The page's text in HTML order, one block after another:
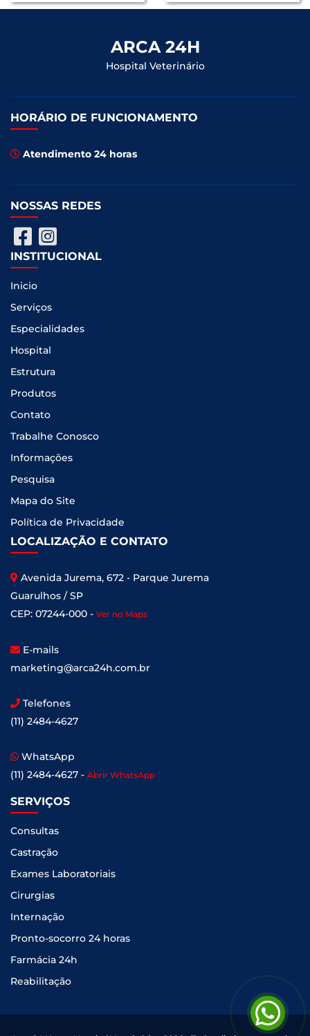
ARCA 24H
Hospital Veterinário
HORÁRIO DE FUNCIONAMENTO
Atendimento 24 horas
NOSSAS REDES
INSTITUCIONAL
Inicio
Serviços
Especialidades
Hospital
Estrutura
Produtos
Contato
Trabalhe Conosco
Informações
Pesquisa
Mapa do Site
Política de Privacidade
LOCALIZAÇÃO E CONTATO
Avenida Jurema, 672 - Parque Jurema
Guarulhos / SP
CEP: 07244-000 - Ver no Maps
E-mails
marketing@arca24h.com.br
Telefones
(11) 2484-4627
WhatsApp
(11) 2484-4627 - Abrir WhatsApp
SERVIÇOS
Consultas
Castração
Exames Laboratoriais
Cirurgias
Internação
Pronto-socorro 24 horas
Farmácia 24h
Reabilitação